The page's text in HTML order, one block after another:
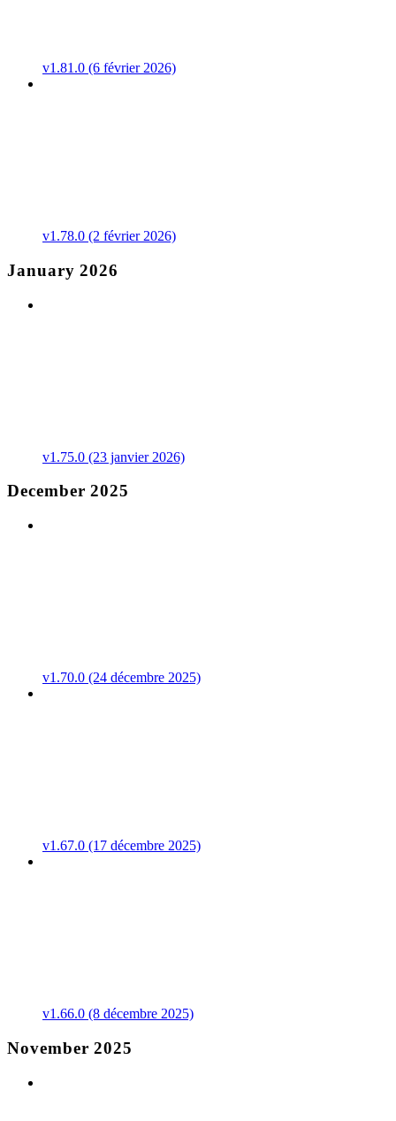
v1.81.0 (6 février 2026)
v1.78.0 (2 février 2026)
January 2026
v1.75.0 (23 janvier 2026)
December 2025
v1.70.0 (24 décembre 2025)
v1.67.0 (17 décembre 2025)
v1.66.0 (8 décembre 2025)
November 2025